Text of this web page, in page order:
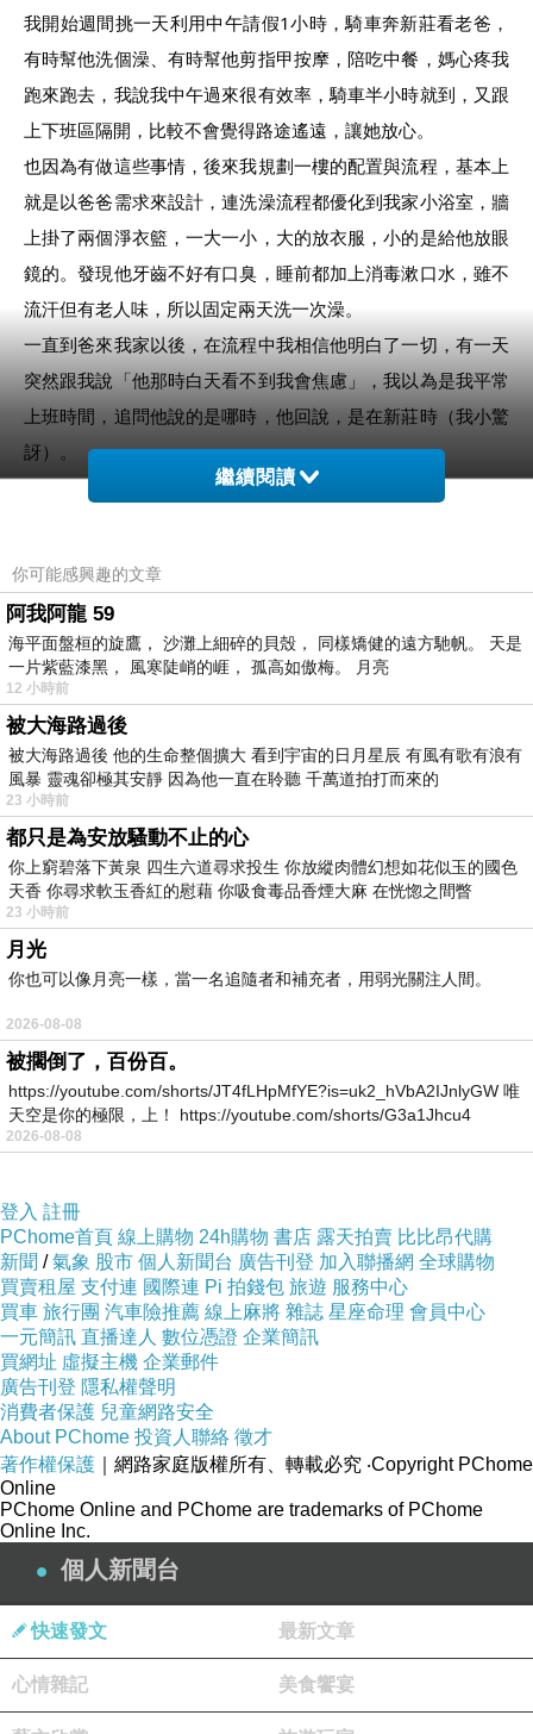
我開始週間挑一天利用中午請假1小時，騎車奔新莊看老爸，
有時幫他洗個澡、有時幫他剪指甲按摩，陪吃中餐，媽心疼我
跑來跑去，我說我中午過來很有效率，騎車半小時就到，又跟
上下班區隔開，比較不會覺得路途遙遠，讓她放心。
也因為有做這些事情，後來我規劃一樓的配置與流程，基本上
就是以爸爸需求來設計，連洗澡流程都優化到我家小浴室，牆
上掛了兩個淨衣籃，一大一小，大的放衣服，小的是給他放眼
鏡的。發現他牙齒不好有口臭，睡前都加上消毒漱口水，雖不
流汗但有老人味，所以固定兩天洗一次澡。
一直到爸來我家以後，在流程中我相信他明白了一切，有一天
突然跟我說「他那時白天看不到我會焦慮」，我以為是我平常
上班時間，追問他說的是哪時，他回說，是在新莊時（我小驚
訝）。
那天他又說「要不是因為妳…..我只要想到妳….」雖然他現在
他的舒服、他的尊嚴，所以他可以在這個舒適的環境中，找回
任何屬於他想振作的理由，但是不要有壓力。
我們每天晚上有半小時的運動時間，我會把我從凱蒂瑜珈、YT
健身教練學到的東西，變成他的課表，讓他做各種伸展、肌力
訓練、呼吸、還有氣功。有一天還配卡拉OK唱他喜歡的歌，
邊唱邊做，真是享受(我覺得)。
端午連假，第一天回娘家巡田水，第二天我照例運動、打掃，
第三天老友Ben來訪，不同於二個月前的不知所云，今天他跟
好友聊了一個鐘頭，還跟Ben說，在女兒家過的極其
disciplined 。事後我問他這句英文，他說是「紀律」，我笑說
「你當作是當兵啦！」他點頭同意。
規律是種力量，這是運動教我的事，ai說我是長照的系統工程
師，把所有的東西建構成有系統性的照護環境。我常想，我前
面10年瘋運動的歷練，是否都在成就今年的一切，應該是。
我一直想問他對這段人生旅途有何評論，今天有了答案「當
兵」
。就在剛剛，跟爸說，我們滿月了，合作愉快
上一篇：0615 三星期週報
下一篇：0701 調適
繼續閱讀
你可能感興趣的文章
阿我阿龍 59
海平面盤桓的旋鷹， 沙灘上細碎的貝殼， 同樣矯健的遠方馳帆。 天是
一片紫藍漆黑， 風寒陡峭的崕， 孤高如傲梅。 月亮
12 小時前
被大海路過後
被大海路過後 他的生命整個擴大 看到宇宙的日月星辰 有風有歌有浪有
風暴 靈魂卻極其安靜 因為他一直在聆聽 千萬道拍打而來的
23 小時前
都只是為安放騷動不止的心
你上窮碧落下黃泉 四生六道尋求投生 你放縱肉體幻想如花似玉的國色
天香 你尋求軟玉香紅的慰藉 你吸食毒品香煙大麻 在恍惚之間瞥
23 小時前
月光
你也可以像月亮一樣，當一名追隨者和補充者，用弱光關注人間。
2026-08-08
被擱倒了，百份百。
https://youtube.com/shorts/JT4fLHpMfYE?is=uk2_hVbA2IJnlyGW 唯
天空是你的極限，上！ https://youtube.com/shorts/G3a1Jhcu4
2026-08-08
登入 註冊
PChome首頁 線上購物 24h購物 書店 露天拍賣 比比昂代購
新聞 /氣象 股市 個人新聞台 廣告刊登 加入聯播網 全球購物
買賣租屋 支付連 國際連 Pi 拍錢包 旅遊 服務中心
買車 旅行團 汽車險推薦 線上麻將 雜誌 星座命理 會員中心
一元簡訊 直播達人 數位憑證 企業簡訊
買網址 虛擬主機 企業郵件
廣告刊登 隱私權聲明
消費者保護 兒童網路安全
About PChome 投資人聯絡 徵才
著作權保護 ｜網路家庭版權所有、轉載必究 ‧Copyright PChome
Online
PChome Online and PChome are trademarks of PChome
Online Inc.
個人新聞台
快速發文 最新文章
心情雜記 美食饗宴